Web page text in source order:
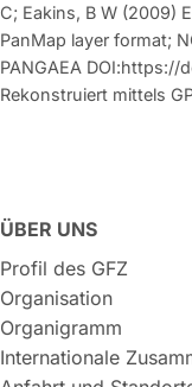
C; Eakins, B W (2009)
PanMap layer format;
PANGAEA DOI:https://
Rekonstruiert mittels
ÜBER UNS
Profil des GFZ
Organisation
Organigramm
Internationale